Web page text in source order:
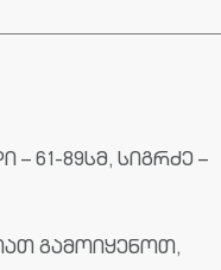
61-89სმ, სიგრძე –
გამოიყენოთ,